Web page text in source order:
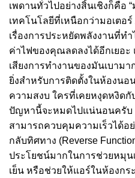
เพดานทั่วไปอย่างสิ้นเชิงก็คือ
เทคโนโลยีที่เหนือกว่ามอเตอ
เรื่องการประหยัดพลังงานที่ท
ค่าไฟของคุณลดลงได้อีกเยอ
เสียงการทำงานของมันเบาม
ยิ่งสำหรับการติดตั้งในห้องนอ
ความสงบ ใครที่เคยหงุดหงิด
ปัญหานี้จะหมดไปแน่นอนครับ
สามารถควบคุมความเร็วได้อ
กลับทิศทาง (Reverse
ประโยชน์มากในการช่วยหมุ
เย็น หรือช่วยให้แอร์ในห้องกร